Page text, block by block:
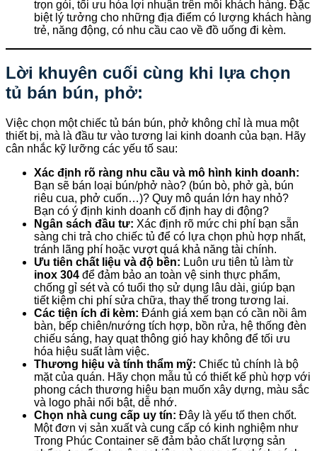
trọn gói, tối ưu hóa lợi nhuận trên mỗi khách hàng. Đặc
biệt lý tưởng cho những địa điểm có lượng khách hàng
trẻ, năng động, có nhu cầu cao về đồ uống đi kèm.
Lời khuyên cuối cùng khi lựa chọn
tủ bán bún, phở:
Việc chọn một chiếc tủ bán bún, phở không chỉ là mua một
thiết bị, mà là đầu tư vào tương lai kinh doanh của bạn. Hãy
cân nhắc kỹ lưỡng các yếu tố sau:
Xác định rõ ràng nhu cầu và mô hình kinh doanh:
Bạn sẽ bán loại bún/phở nào? (bún bò, phở gà, bún
riêu cua, phở cuốn…)? Quy mô quán lớn hay nhỏ?
Bạn có ý định kinh doanh cố định hay di động?
Ngân sách đầu tư: Xác định rõ mức chi phí bạn sẵn
sàng chi trả cho chiếc tủ để có lựa chọn phù hợp nhất,
tránh lãng phí hoặc vượt quá khả năng tài chính.
Ưu tiên chất liệu và độ bền: Luôn ưu tiên tủ làm từ
inox 304 để đảm bảo an toàn vệ sinh thực phẩm,
chống gỉ sét và có tuổi thọ sử dụng lâu dài, giúp bạn
tiết kiệm chi phí sửa chữa, thay thế trong tương lai.
Các tiện ích đi kèm: Đánh giá xem bạn có cần nồi âm
bàn, bếp chiên/nướng tích hợp, bồn rửa, hệ thống đèn
chiếu sáng, hay quạt thông gió hay không để tối ưu
hóa hiệu suất làm việc.
Thương hiệu và tính thẩm mỹ: Chiếc tủ chính là bộ
mặt của quán. Hãy chọn mẫu tủ có thiết kế phù hợp với
phong cách thương hiệu bạn muốn xây dựng, màu sắc
và logo phải nổi bật, dễ nhớ.
Chọn nhà cung cấp uy tín: Đây là yếu tố then chốt.
Một đơn vị sản xuất và cung cấp có kinh nghiệm như
Trong Phúc Container sẽ đảm bảo chất lượng sản